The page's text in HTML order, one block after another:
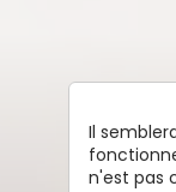
Il
n'est pas